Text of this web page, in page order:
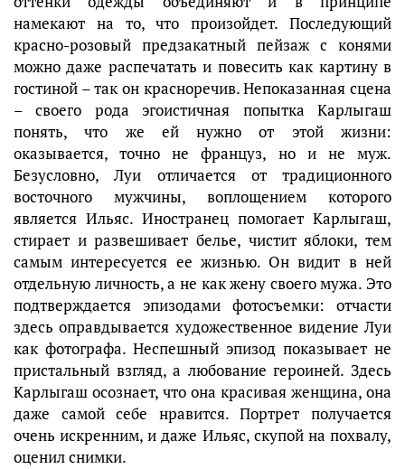
намекают на то, что произойдет. Последующий
красно-розовый предзакатный пейзаж с конями
можно даже распечатать и повесить как картину в
гостиной – так он красноречив. Непоказанная сцена
– своего рода эгоистичная попытка Карлыгаш
понять, что же ей нужно от этой жизни:
оказывается, точно не француз, но и не муж.
Безусловно, Луи отличается от традиционного
восточного мужчины, воплощением которого
является Ильяс. Иностранец помогает Карлыгаш,
стирает и развешивает белье, чистит яблоки, тем
самым интересуется ее жизнью. Он видит в ней
отдельную личность, а не как жену своего мужа. Это
подтверждается эпизодами фотосъемки: отчасти
здесь оправдывается художественное видение Луи
как фотографа. Неспешный эпизод показывает не
пристальный взгляд, а любование героиней. Здесь
Карлыгаш осознает, что она красивая женщина, она
даже самой себе нравится. Портрет получается
очень искренним, и даже Ильяс, скупой на похвалу,
оценил снимки.